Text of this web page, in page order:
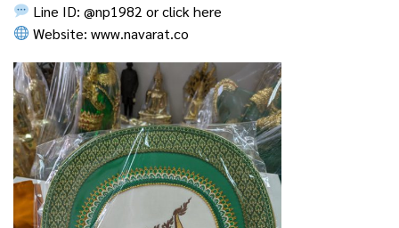
Line ID: @np1982 orclick here
Website:www.navarat.co